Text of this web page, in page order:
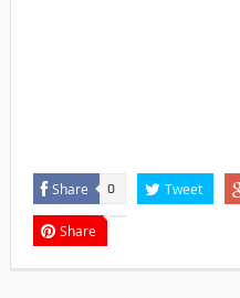
Share 0 Tweet
Share